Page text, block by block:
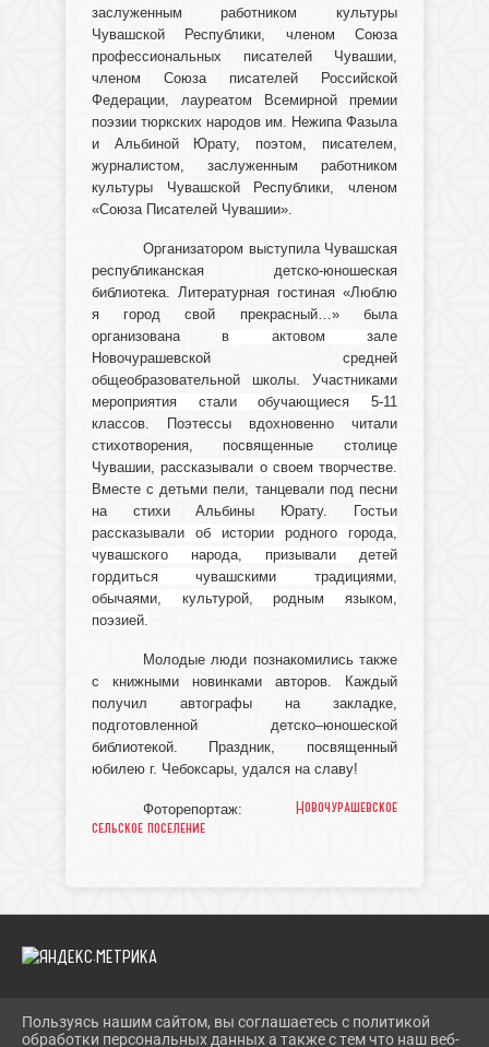
заслуженным работником культуры
Чувашской Республики, членом Союза
профессиональных писателей Чувашии,
членом Союза писателей Российской
Федерации, лауреатом Всемирной премии
поэзии тюркских народов им. Нежипа Фазыла
и Альбиной Юрату, поэтом, писателем,
журналистом, заслуженным работником
культуры Чувашской Республики, членом
«Союза Писателей Чувашии».
Организатором выступила Чувашская
республиканская детско-юношеская
библиотека. Литературная гостиная «Люблю
я город свой прекрасный…» была
организована в актовом зале
Новочурашевской средней
общеобразовательной школы.Участниками
мероприятия стали обучающиеся5-11
классов. Поэтессы вдохновенно читали
стихотворения, посвященные столице
Чувашии,рассказывали о своем творчестве.
Вместе с детьми пели, танцевали под песни
на стихи Альбины Юрату. Гостьи
рассказывали об истории родного города,
чувашского народа, призывали детей
гордиться чувашскими традициями,
обычаями, культурой, родным языком,
поэзией.
Молодые люди познакомились также
с книжными новинками авторов. Каждый
получил автографы на закладке,
подготовленной детско–юношеской
библиотекой. Праздник, посвященный
юбилею г. Чебоксары, удался на славу!
Фоторепортаж: Новочурашевское
сельское поселение
2026 Г. IBRBIB.RU
Пользуясь нашим сайтом, вы соглашаетесь с политикой
обработки персональных данных а также с тем что наш веб-